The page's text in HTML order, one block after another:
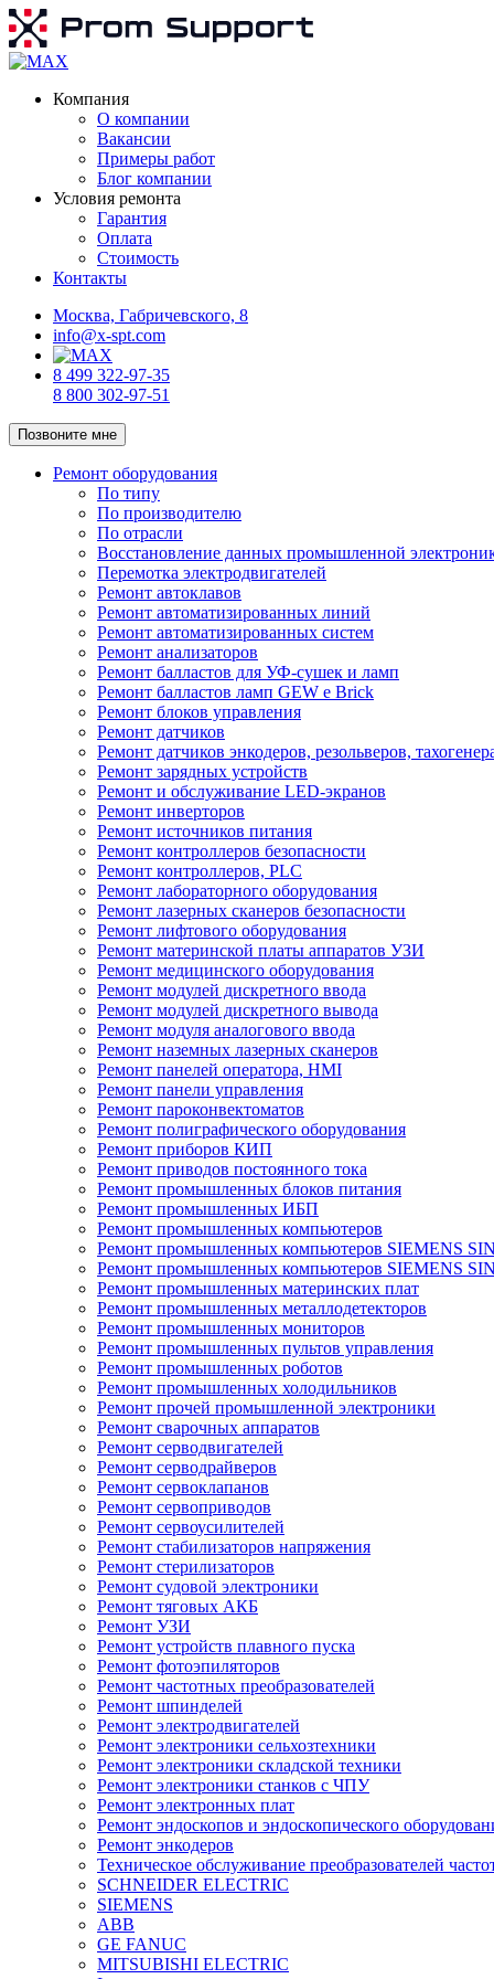
Компания
О компании
Вакансии
Примеры работ
Блог компании
Условия ремонта
Гарантия
Оплата
Стоимость
Контакты
Москва, Габричевского, 8
info@x-spt.com
8 499 322-97-35
8 800 302-97-51
Позвоните мне
Ремонт оборудования
По типу
По производителю
По отрасли
Восстановление данных промышленной
Перемотка электродвигателей
Ремонт автоклавов
Ремонт автоматизированных линий
Ремонт автоматизированных систем
Ремонт анализаторов
Ремонт балластов для УФ-сушек и ламп
Ремонт балластов ламп GEW e Brick
Ремонт блоков управления
Ремонт датчиков
Ремонт датчиков энкодеров, резольверов,
Ремонт зарядных устройств
Ремонт и обслуживание LED-экранов
Ремонт инверторов
Ремонт источников питания
Ремонт контроллеров безопасности
Ремонт контроллеров, PLC
Ремонт лабораторного оборудования
Ремонт лазерных сканеров безопасности
Ремонт лифтового оборудования
Ремонт материнской платы аппаратов УЗИ
Ремонт медицинского оборудования
Ремонт модулей дискретного ввода
Ремонт модулей дискретного вывода
Ремонт модуля аналогового ввода
Ремонт наземных лазерных сканеров
Ремонт панелей оператора, HMI
Ремонт панели управления
Ремонт пароконвектоматов
Ремонт полиграфического оборудования
Ремонт приборов КИП
Ремонт приводов постоянного тока
Ремонт промышленных блоков питания
Ремонт промышленных ИБП
Ремонт промышленных компьютеров
Ремонт промышленных компьютеров SIEMENS
Ремонт промышленных компьютеров SIEMENS
Ремонт промышленных материнских плат
Ремонт промышленных металлодетекторов
Ремонт промышленных мониторов
Ремонт промышленных пультов управления
Ремонт промышленных роботов
Ремонт промышленных холодильников
Ремонт прочей промышленной электроники
Ремонт сварочных аппаратов
Ремонт серводвигателей
Ремонт серводрайверов
Ремонт сервоклапанов
Ремонт сервоприводов
Ремонт сервоусилителей
Ремонт стабилизаторов напряжения
Ремонт стерилизаторов
Ремонт судовой электроники
Ремонт тяговых АКБ
Ремонт УЗИ
Ремонт устройств плавного пуска
Ремонт фотоэпиляторов
Ремонт частотных преобразователей
Ремонт шпинделей
Ремонт электродвигателей
Ремонт электроники сельхозтехники
Ремонт электроники складской техники
Ремонт электроники станков с ЧПУ
Ремонт электронных плат
Ремонт эндоскопов и эндоскопического
Ремонт энкодеров
Техническое обслуживание преобразователей
SCHNEIDER ELECTRIC
SIEMENS
ABB
GE FANUC
MITSUBISHI ELECTRIC